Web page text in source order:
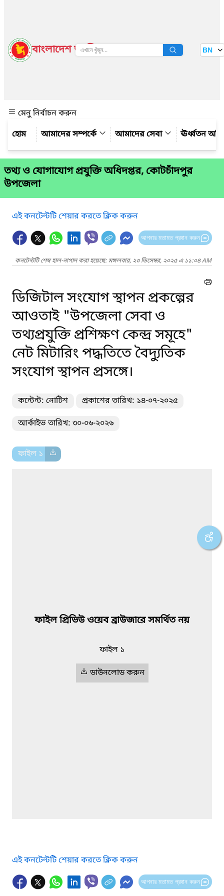
বাংলাদেশ জাতীয় তথ্য বাতায়ন BN
মেনু নির্বাচন করুন
আমাদের সম্পর্কে
আমাদের সেবা ঊর্ধ্বতন
তথ্য ও যোগাযোগ প্রযুক্তি অধিদপ্তর, কোটচাঁদপুর
উপজেলা
এই কনটেন্টটি শেয়ার করতে ক্লিক করুন
আপনার মতামত প্রদান করুন
কনটেন্টটি শেষ হাল-নাগাদ করা হয়েছে: মঙ্গলবার, ২৩ ডিসেম্বর, ২০২৫ এ ১১:০৪ AM
ডিজিটাল সংযোগ স্থাপন প্রকল্পের
আওতাই "উপজেলা সেবা ও
তথ্যপ্রযুক্তি প্রশিক্ষণ কেন্দ্র সমূহে"
নেট মিটারিং পদ্ধতিতে বৈদ্যুতিক
সংযোগ স্থাপন প্রসঙ্গে।
কন্টেন্ট: নোটিশ প্রকাশের তারিখ: ১৪-০৭-২০২৫
আর্কাইভ তারিখ: ৩০-০৬-২০২৬
ফাইল ১
ফাইল প্রিভিউ ওয়েব ব্রাউজারে সমর্থিত নয়
ফাইল ১
ডাউনলোড করুন
এই কনটেন্টটি শেয়ার করতে ক্লিক করুন
আপনার মতামত প্রদান করুন